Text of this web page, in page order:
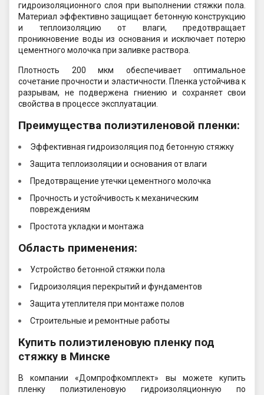
гидроизоляционного слоя при выполнении стяжки пола.
Материал эффективно защищает бетонную конструкцию
и теплоизоляцию от влаги, предотвращает
проникновение воды из основания и исключает потерю
цементного молочка при заливке раствора.
Плотность 200 мкм обеспечивает оптимальное
сочетание прочности и эластичности. Пленка устойчива к
разрывам, не подвержена гниению и сохраняет свои
свойства в процессе эксплуатации.
Преимущества полиэтиленовой пленки:
Эффективная гидроизоляция под бетонную стяжку
Защита теплоизоляции и основания от влаги
Предотвращение утечки цементного молочка
Прочность и устойчивость к механическим
повреждениям
Простота укладки и монтажа
Область применения:
Устройство бетонной стяжки пола
Гидроизоляция перекрытий и фундаментов
Защита утеплителя при монтаже полов
Строительные и ремонтные работы
Купить полиэтиленовую пленку под
стяжку в Минске
В компании «Домпрофкомплект» вы можете купить
пленку полиэтиленовую гидроизоляционную по